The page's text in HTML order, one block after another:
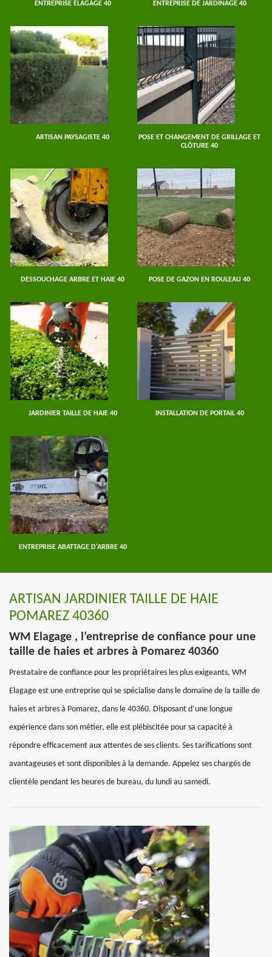
ENTREPRISE ÉLAGAGE 40 ENTREPRISE DE JARDINAGE 40
ARTISAN PAYSAGISTE 40
POSE ET CHANGEMENT DE GRILLAGE ET
CLÔTURE 40
DESSOUCHAGE ARBRE ET HAIE 40 POSE DE GAZON EN ROULEAU 40
JARDINIER TAILLE DE HAIE 40 INSTALLATION DE PORTAIL 40
ENTREPRISE ABATTAGE D'ARBRE 40
ARTISAN JARDINIER TAILLE DE HAIE
POMAREZ 40360
WM Elagage , l’entreprise de confiance pour une
taille de haies et arbres à Pomarez 40360
Prestataire de confiance pour les propriétaires les plus exigeants, WM
Elagage est une entreprise qui se spécialise dans le domaine de la taille de
haies et arbres à Pomarez, dans le 40360. Disposant d’une longue
expérience dans son métier, elle est plébiscitée pour sa capacité à
répondre efficacement aux attentes de ses clients. Ses tarifications sont
avantageuses et sont disponibles à la demande. Appelez ses chargés de
clientèle pendant les heures de bureau, du lundi au samedi.